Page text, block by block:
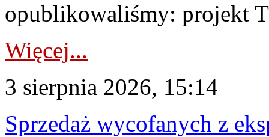
opublikowaliśmy: projekt
Więcej...
3 sierpnia 2026, 15:14
Sprzedaż wycofanych z